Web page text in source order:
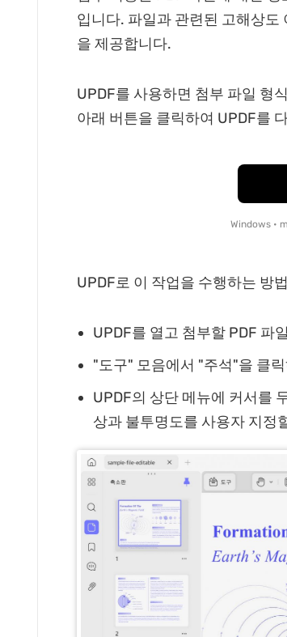
입니다. 파일과 관련된 고해상도
을 제공합니다.
UPDF를 사용하면 첨부 파일 형
아래 버튼을 클릭하여 UPDF를
Windows •
UPDF로 이 작업을 수행하는 방
UPDF를 열고 첨부할 PDF 파
"도구" 모음에서 "주석"을 클
UPDF의 상단 메뉴에 커서를
상과 불투명도를 사용자 지정